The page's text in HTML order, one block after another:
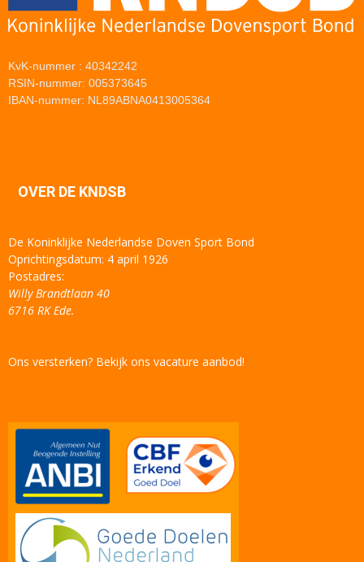
KvK-nummer : 40342242
RSIN-nummer: 005373645
IBAN-nummer: NL89ABNA0413005364
OVER DE KNDSB
De Koninklijke Nederlandse Doven Sport Bond
Oprichtingsdatum: 4 april 1926
Postadres:
Willy Brandtlaan 40
6716 RK Ede.
Ons versterken? Bekijk ons vacature aanbod!